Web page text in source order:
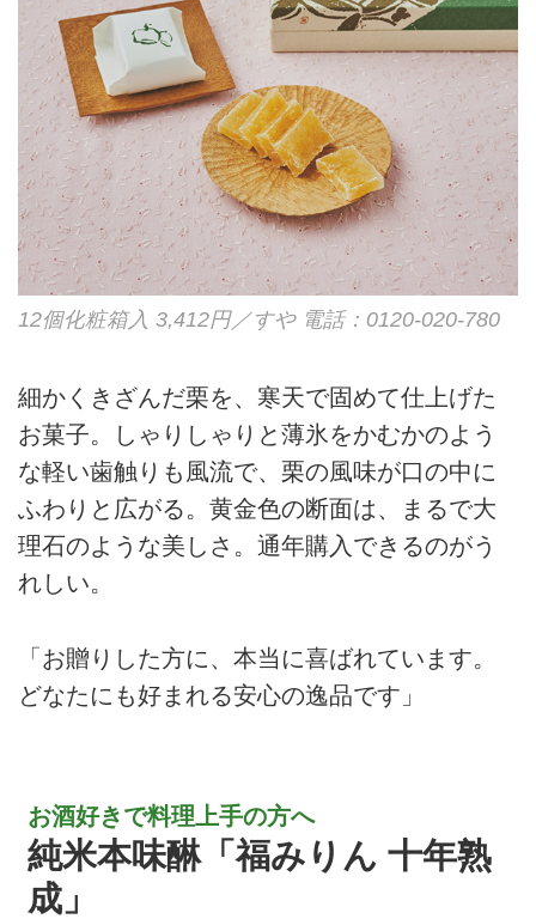
12個化粧箱入 3,412円／すや電話：0120-020-780
細かくきざんだ栗を、寒天で固めて仕上げた
お菓子。しゃりしゃりと薄氷をかむかのよう
な軽い歯触りも風流で、栗の風味が口の中に
ふわりと広がる。黄金色の断面は、まるで大
理石のような美しさ。通年購入できるのがう
れしい。
「お贈りした方に、本当に喜ばれています。
どなたにも好まれる安心の逸品です」
お酒好きで料理上手の方へ
純米本味醂「福みりん 十年熟
成」